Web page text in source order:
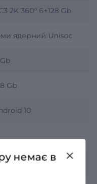
2K 360° 6+128 Gb
ядерний Unisoc
Gb
10
2000х1200
немає в